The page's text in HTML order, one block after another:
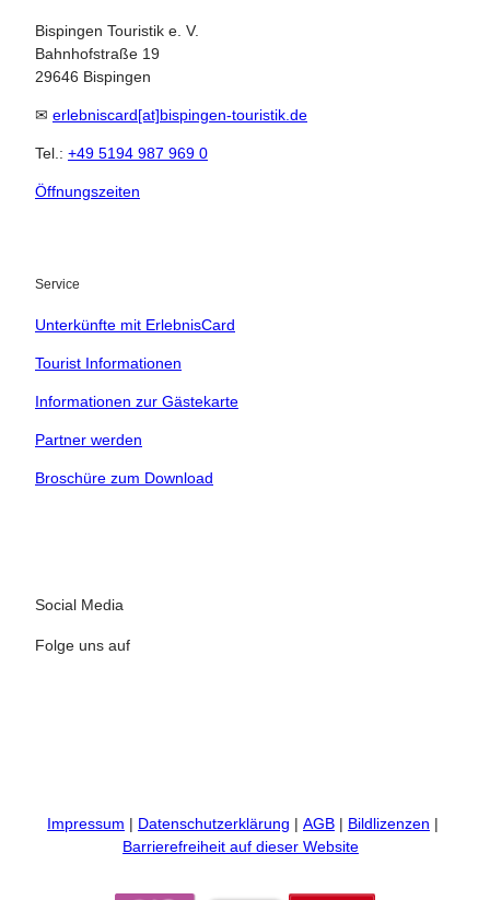
Kinder
buchen
vor Ort
Bispingen Touristik e. V.
Bahnhofstraße 19
29646 Bispingen
✉ erlebniscard[at]bispingen-touristik.de
Tel.: +49 5194 987 969 0
Öffnungszeiten
Service
Unterkünfte mit ErlebnisCard
Tourist Informationen
Informationen zur Gästekarte
Partner werden
Broschüre zum Download
Social Media
Folge uns auf
e
Impressum Datenschutzerklärung AGB
Bildlizenzen
Barrierefreiheit auf dieser Website